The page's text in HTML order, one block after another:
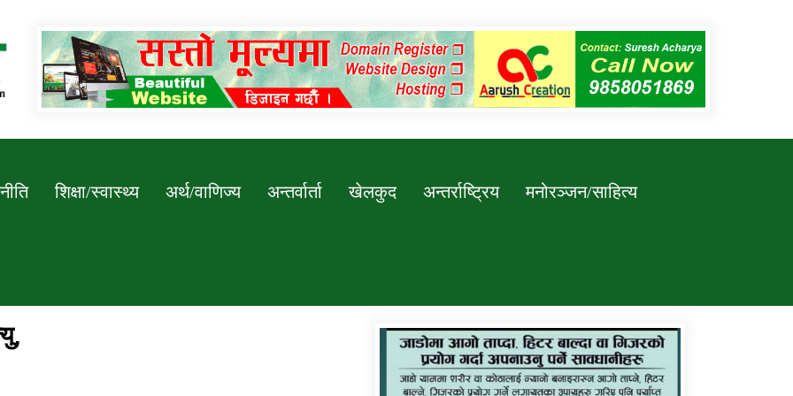
Newssarokar
शिक्षा/स्वास्थ्य अर्थ/वाणिज्य अन्तर्वार्ता खेलकुद अन्तर्राष्ट्रिय मनोरञ्जन/साहित्य
कर्णाली प्रविधि शिक्षालय जुम्लाको सुचना